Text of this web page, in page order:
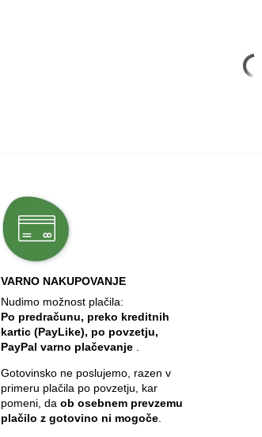
VARNO NAKUPOVANJE
Nudimo možnost plačila:
Po predračunu, preko kreditnih
kartic (PayLike), po povzetju,
PayPal varno plačevanje
Gotovinsko ne poslujemo, razen v
primeru plačila po povzetju, kar
pomeni, da ob osebnem prevzemu
plačilo z gotovino ni mogoče